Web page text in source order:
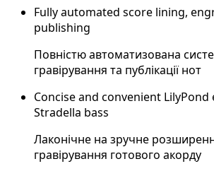
Fully automated score lining,
publishing
Повністю автоматизована
гравірування та публікації нот
Concise and convenient
Stradella bass
Лаконічне на зручне
гравірування готового акорду